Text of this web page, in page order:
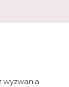
wyzwania